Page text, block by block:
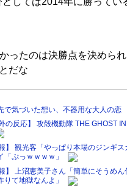
ったのは決勝点を決めら
だな
で気づいた想い、不器用な大人の恋
外の反応】 攻殻機動隊 THE GHOST
報】 観光客「やっぱり本場のジンギス
「ぷっｗｗｗｗ」
報】 上沼恵美子さん「簡単にそうめ
りて地獄なんよ」